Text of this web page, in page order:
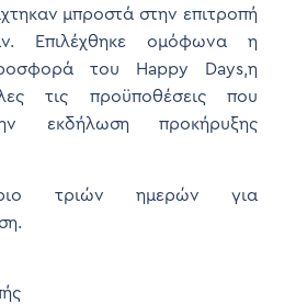
μπροστά στην επιτροπή
Επιλέχθηκε ομόφωνα η
του Happy Days,η
τις προϋποθέσεις που
εκδήλωση προκήρυξης
τριών ημερών για